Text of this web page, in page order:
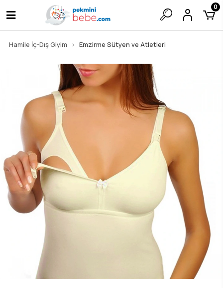
0
Hamile İç-Dış Giyim Emzirme Sütyen ve Atletleri